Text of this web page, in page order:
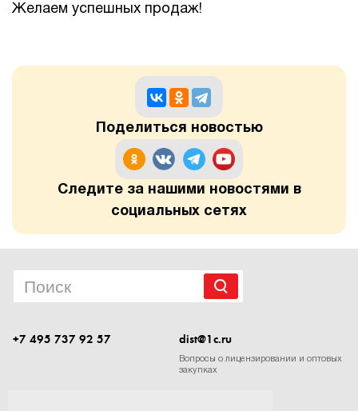
Желаем успешных продаж!
Поделиться новостью
Следите за нашими новостями в
социальных сетях
+7 495 737 92 57 dist@1c.ru
Вопросы о лицензировании и оптовых
закупках